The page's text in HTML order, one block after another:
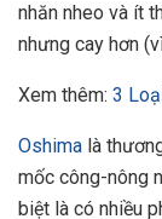
nhăn nheo và ít
nhưng cay hơn
Xem thêm: 3
Oshima là
mốc công-nông
biệt là có nhiều